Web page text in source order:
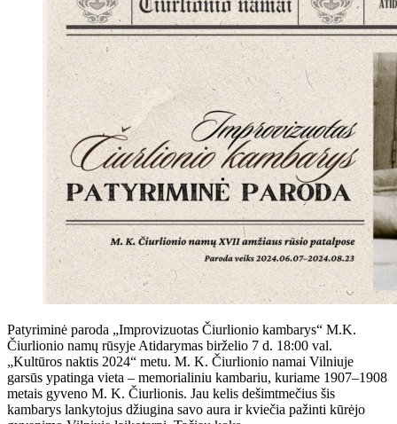
Patyriminė paroda „Improvizuotas Čiurlionio kambarys“ M.K.
Čiurlionio namų rūsyje Atidarymas birželio 7 d. 18:00 val.
„Kultūros naktis 2024“ metu. M. K. Čiurlionio namai Vilniuje
garsūs ypatinga vieta – memorialiniu kambariu, kuriame 1907–1908
metais gyveno M. K. Čiurlionis. Jau kelis dešimtmečius šis
kambarys lankytojus džiugina savo aura ir kviečia pažinti kūrėjo